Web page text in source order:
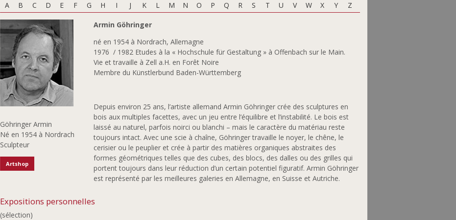
A B C D E F G H I J K L M N O P Q R S T U V W X Y Z
Göhringer Armin
Né en 1954 à Nordrach
Sculpteur
Artshop
Armin Göhringer
né en 1954 à Nordrach, Allemagne
1976 / 1982 Etudes à la « Hochschule für Gestaltung » à Offenbach sur le Main.
Vie et travaille à Zell a.H. en Forêt Noire
Membre du Künstlerbund Baden-Württemberg
Depuis environ 25 ans, l’artiste allemand Armin Göhringer crée des sculptures en
bois aux multiples facettes, avec un jeu entre l’équilibre et l’instabilité. Le bois est
laissé au naturel, parfois noirci ou blanchi – mais le caractère du matériau reste
toujours intact. Avec une scie à chaîne, Göhringer travaille le noyer, le chêne, le
cerisier ou le peuplier et crée à partir des matières organiques abstraites des
formes géométriques telles que des cubes, des blocs, des dalles ou des grilles qui
portent toujours dans leur réduction d’un certain potentiel figuratif. Armin Göhringer
est représenté par les meilleures galeries en Allemagne, en Suisse et Autriche.
Expositions personnelles
(sélection)